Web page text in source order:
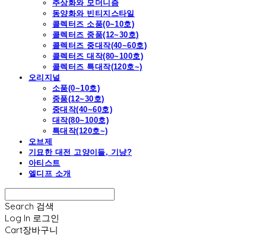
추상화와 모더니즘
동양화와 빈티지스타일
콜렉터즈 소품(0~10호)
콜렉터즈 중품(12~30호)
콜렉터즈 중대작(40~60호)
콜렉터즈 대작(80~100호)
콜렉터즈 특대작(120호~)
오리지널
소품(0~10호)
중품(12~30호)
중대작(40~60호)
대작(80~100호)
특대작(120호~)
오브제
기묘한 대전 고양이들, 기냥?
아티스트
엘디프 소개
Search 검색
Log In 로그인
Cart장바구니